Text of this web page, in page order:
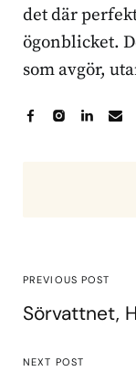
det där
ögonblicket.
som avgör,
PREVIOUS POST
Sörvattnet,
NEXT POST